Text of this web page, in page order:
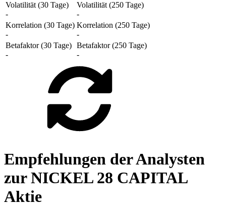
Volatilität (30 Tage)
-
Volatilität (250 Tage)
-
Korrelation (30 Tage)
-
Korrelation (250 Tage)
-
Betafaktor (30 Tage)
-
Betafaktor (250 Tage)
-
Empfehlungen der Analysten
zur NICKEL 28 CAPITAL
Aktie